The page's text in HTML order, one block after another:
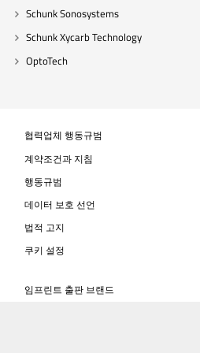
Schunk Sonosystems
Schunk Xycarb Technology
OptoTech
협력업체 행동규범
계약조건과 지침
행동규범
데이터 보호 선언
법적 고지
쿠키 설정
임프린트 출판 브랜드